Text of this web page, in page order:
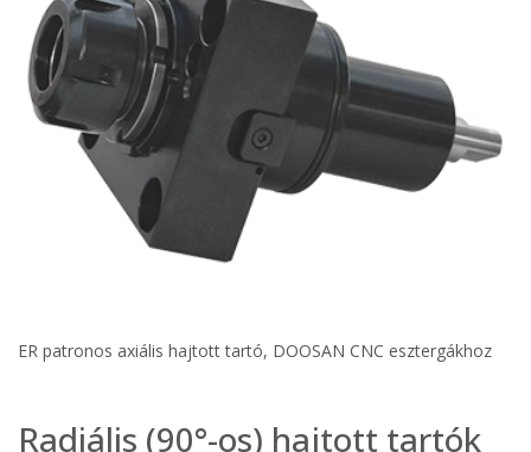
ER patronos axiális hajtott tartó, DOOSAN CNC esztergákhoz
Radiális (90°-os) hajtott tartók